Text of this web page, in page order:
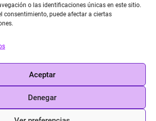
o las identificaciones únicas en este sitio.
consentimiento, puede afectar a ciertas
Aceptar
Denegar